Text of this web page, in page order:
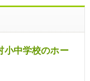
小中学校のホー